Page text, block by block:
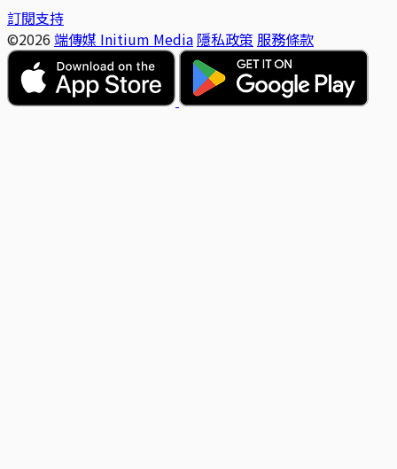
訂閱支持
©2026 端傳媒 Initium Media 隱私政策 服務條款